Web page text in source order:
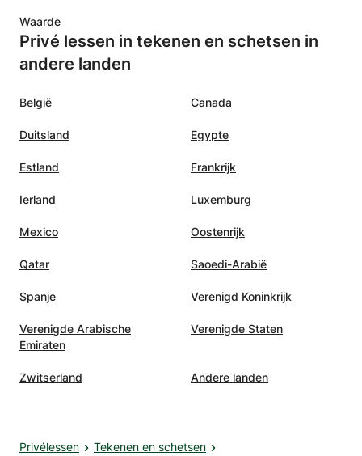
Waarde
Privé lessen in tekenen en schetsen in
andere landen
België Canada
Duitsland Egypte
Estland Frankrijk
Ierland Luxemburg
Mexico Oostenrijk
Qatar Saoedi-Arabië
Spanje Verenigd Koninkrijk
Verenigde Arabische
Emiraten
Verenigde Staten
Zwitserland Andere landen
Privélessen
Tekenen en schetsen